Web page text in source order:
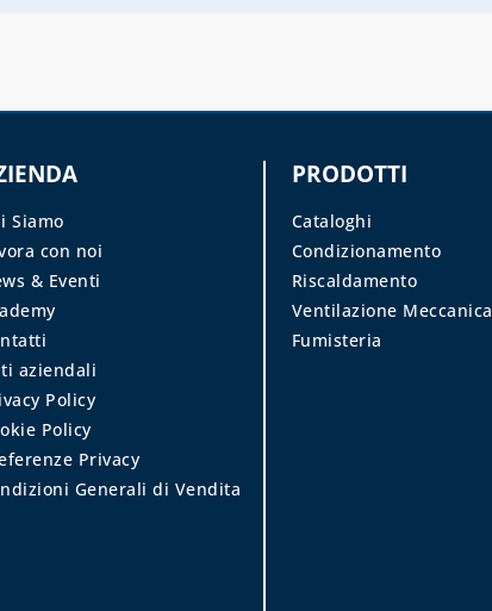
Siamo
con noi
& Eventi
aziendali
Policy
Policy
Privacy
Generali di Vendita
PRODOTTI
Cataloghi
Condizionamento
Riscaldamento
Ventilazione Meccanica
Fumisteria